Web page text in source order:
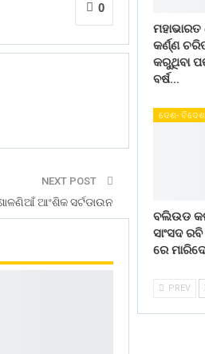
0
NEXT POST
ଆଂଶିକ ସର୍ଟଡାଉନ
ମହାଭାରତ
କର୍ଣ୍ଣ
କରୁଥିବା
ବର୍ଷ…
ଦେଶ- ବିଦେଶ
ବଲିଉଡ
ସାଂସଦ
ରେ
PREV